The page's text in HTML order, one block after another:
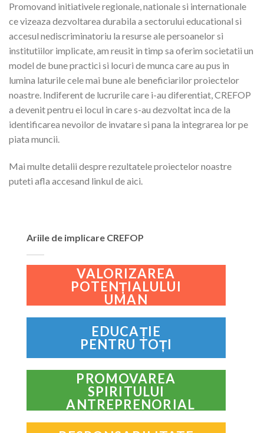
Promovand initiativele regionale, nationale si internationale
ce vizeaza dezvoltarea durabila a sectorului educational si
accesul nediscriminatoriu la resurse ale persoanelor si
institutiilor implicate, am reusit in timp sa oferim societatii un
model de bune practici si locuri de munca care au pus in
lumina laturile cele mai bune ale beneficiarilor proiectelor
noastre. Indiferent de lucrurile care i-au diferentiat, CREFOP
a devenit pentru ei locul in care s-au dezvoltat inca de la
identificarea nevoilor de invatare si pana la integrarea lor pe
piata muncii.
Mai multe detalii despre rezultatele proiectelor noastre
puteti afla accesand linkul de aici.
Ariile de implicare CREFOP
VALORIZAREA
POTENȚIALULUI
UMAN
EDUCAȚIE
PENTRU TOȚI
PROMOVAREA
SPIRITULUI
ANTREPRENORIAL